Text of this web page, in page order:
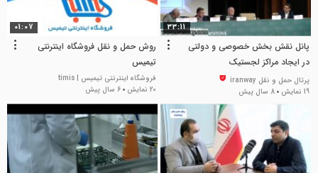
33:11
پانل نقش بخش خصوصی و دولتی
در ایجاد مراکز لجستیک
پرتال حمل و نقل iranway
19 نمایش
8 سال پیش
01:07
روش حمل و نقل فروشگاه اینترنتی
تیمیس
فروشگاه اینترنتی تیمیس | timis
20 نمایش
6 سال پیش